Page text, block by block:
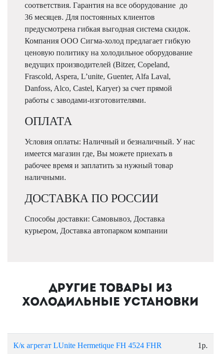
соответствия. Гарантия на все оборудование до
36 месяцев. Для постоянных клиентов
предусмотрена гибкая выгодная система скидок.
Компания ООО Сигма-холод предлагает гибкую
ценовую политику на холодильное оборудование
ведущих производителей (Bitzer, Copeland,
Frascold, Aspera, L’unite, Guenter, Alfa Laval,
Danfoss, Alco, Castel, Karyer) за счет прямой
работы с заводами-изготовителями.
ОПЛАТА
Условия оплаты: Наличный и безналичный. У нас
имеется магазин где, Вы можете приехать в
рабочее время и заплатить за нужный товар
наличными.
ДОСТАВКА ПО РОССИИ
Способы доставки: Самовывоз, Доставка
курьером, Доставка автопарком компании
Другие товары из
Холодильные установки
К/к агрегат LUnite Hermetique FH 4524 FHR 1р.